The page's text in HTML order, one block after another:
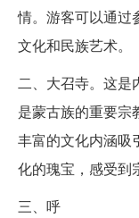
情。游客可以通过
文化和民族艺术。
二、大召寺。这是
是蒙古族的重要宗
丰富的文化内涵吸
化的瑰宝，感受到
三、呼